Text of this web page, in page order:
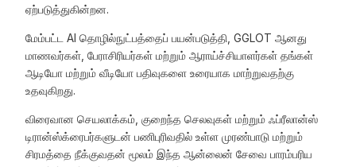
ஏற்படுத்துகின்றன.
மேம்பட்ட AI தொழில்நுட்பத்தைப் பயன்படுத்தி, GGLOT ஆனது
மாணவர்கள், பேராசிரியர்கள் மற்றும் ஆராய்ச்சியாளர்கள் தங்கள்
ஆடியோ மற்றும் வீடியோ பதிவுகளை உரையாக மாற்றுவதற்கு
உதவுகிறது.
விரைவான செயலாக்கம், குறைந்த செலவுகள் மற்றும் ஃப்ரீலான்ஸ்
டிரான்ஸ்க்ரைபர்களுடன் பணிபுரிவதில் உள்ள முரண்பாடு மற்றும்
சிரமத்தை நீக்குவதன் மூலம் இந்த ஆன்லைன் சேவை பாரம்பரிய